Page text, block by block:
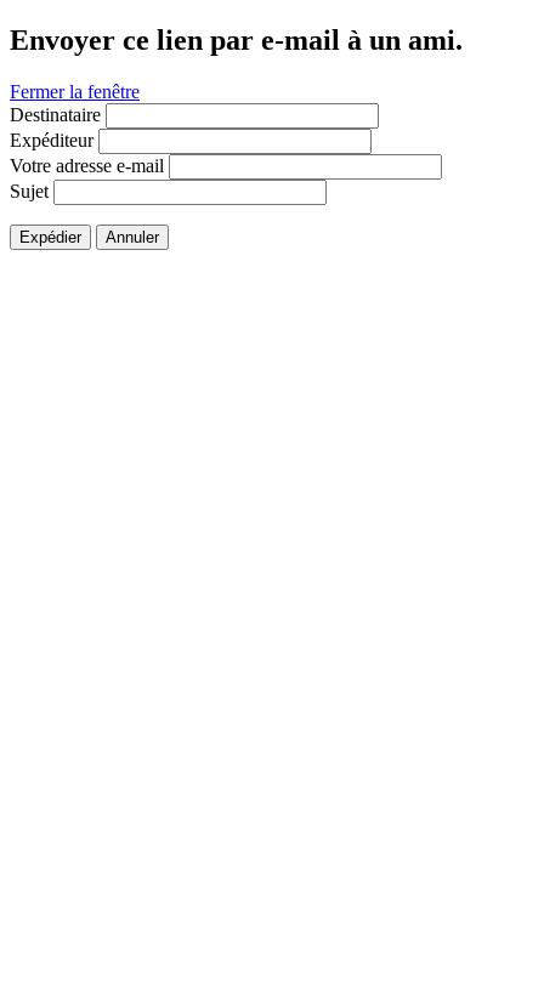
Envoyer ce lien par e-mail à un ami.
Fermer la fenêtre
Destinataire
Expéditeur
Votre adresse e-mail
Sujet
Expédier Annuler